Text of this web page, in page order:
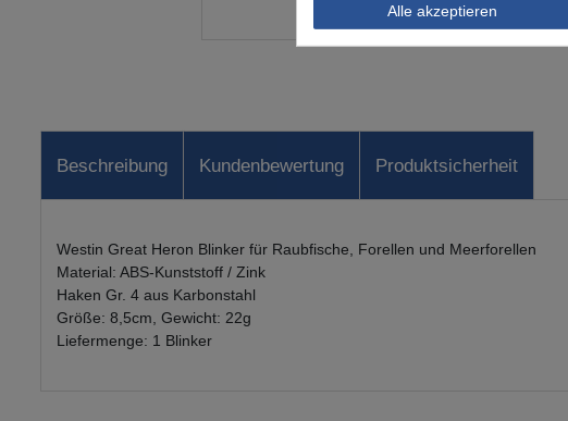
Beschreibung Kundenbewertung Produktsicherheit
Westin Great Heron Blinker für Raubfische, Forellen und Meerforellen
Material: ABS-Kunststoff / Zink
Haken Gr. 4 aus Karbonstahl
Größe: 8,5cm, Gewicht: 22g
Liefermenge: 1 Blinker
Alle akzeptieren